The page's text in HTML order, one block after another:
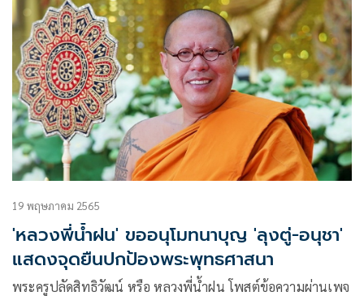
19 พฤษภาคม 2565
'หลวงพี่น้ำฝน' ขออนุโมทนาบุญ 'ลุงตู่-อนุชา'
แสดงจุดยืนปกป้องพระพุทธศาสนา
พระครูปลัดสิทธิวัฒน์ หรือ หลวงพี่น้ำฝน โพสต์ข้อความผ่านเพจ